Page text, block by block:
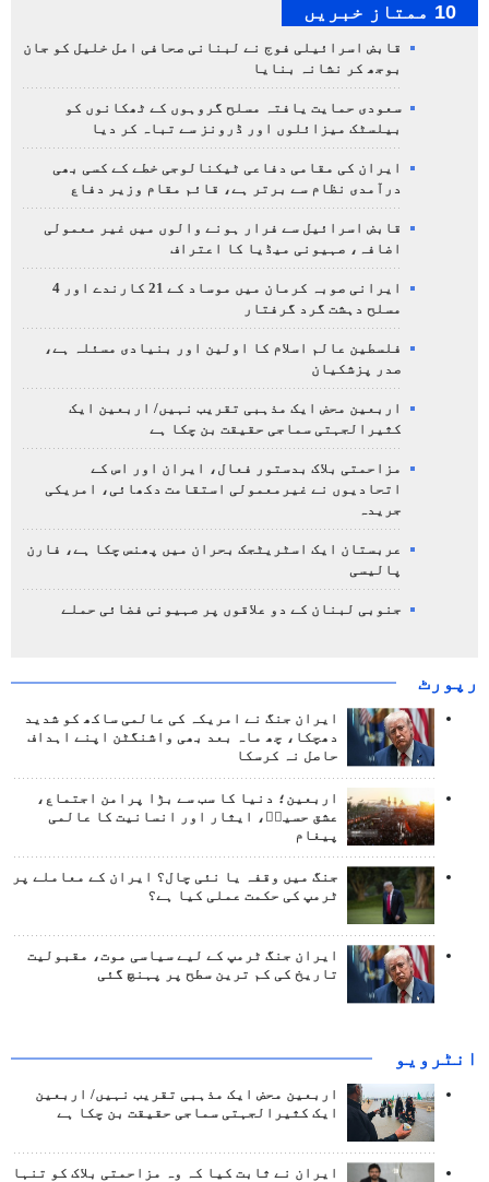
10 ممتاز خبریں
قابض اسرائیلی فوج نے لبنانی صحافی امل خلیل کو جان
بوجھ کر نشانہ بنایا
سعودی حمایت یافتہ مسلح گروہوں کے ٹھکانوں کو
بیلسٹک میزائلوں اور ڈرونز سے تباہ کر دیا
ایران کی مقامی دفاعی ٹیکنالوجی خطے کے کسی بھی
درآمدی نظام سے برتر ہے، قائم مقام وزیر دفاع
قابض اسرائیل سے فرار ہونے والوں میں غیر معمولی
اضافہ، صہیونی میڈیا کا اعتراف
ایرانی صوبہ کرمان میں موساد کے 21 کارندے اور 4
مسلح دہشت گرد گرفتار
فلسطین عالم اسلام کا اولین اور بنیادی مسئلہ ہے،
صدر پزشکیان
اربعین محض ایک مذہبی تقریب نہیں/ اربعین ایک
کثیرالجہتی سماجی حقیقت بن چکا ہے
مزاحمتی بلاک بدستور فعال، ایران اور اس کے
اتحادیوں نے غیرمعمولی استقامت دکھائی، امریکی
جریدہ
عربستان ایک اسٹریٹجک بحران میں پھنس چکا ہے، فارن
پالیسی
جنوبی لبنان کے دو علاقوں پر صہیونی فضائی حملے
رپورٹ
ایران جنگ نے امریکہ کی عالمی ساکھ کو شدید
دھچکا، چھ ماہ بعد بھی واشنگٹن اپنے اہداف
حاصل نہ کرسکا
اربعین؛ دنیا کا سب سے بڑا پرامن اجتماع،
عشق حسینؑ، ایثار اور انسانیت کا عالمی
پیغام
جنگ میں وقفہ یا نئی چال؟ ایران کے معاملے پر
ٹرمپ کی حکمت عملی کیا ہے؟
ایران جنگ ٹرمپ کے لیے سیاسی موت، مقبولیت
تاریخ کی کم ترین سطح پر پہنچ گئی
انٹرويو
اربعین محض ایک مذہبی تقریب نہیں/ اربعین
ایک کثیرالجہتی سماجی حقیقت بن چکا ہے
ایران نے ثابت کیا کہ وہ مزاحمتی بلاک کو تنہا